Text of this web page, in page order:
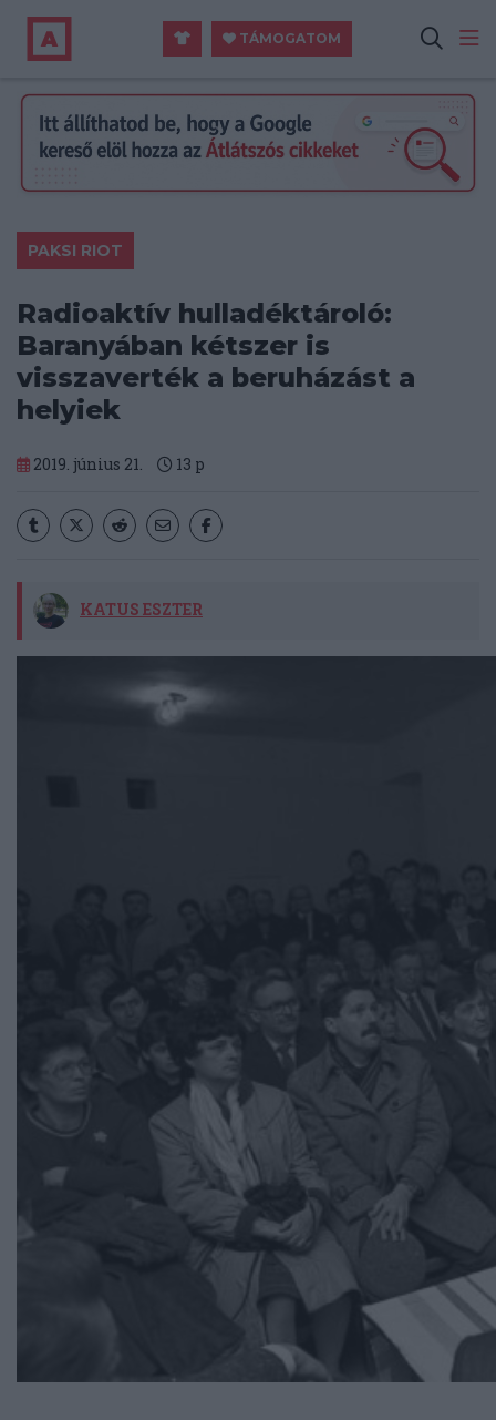
TÁMOGATOM
PAKSI RIOT
Radioaktív hulladéktároló:
Baranyában kétszer is
visszaverték a beruházást a
helyiek
2019. június 21. 13 p
KATUS ESZTER